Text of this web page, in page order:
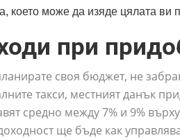
което може да изяде цялата ви
при
своя бюджет, не
такси, местният данък
средно между 7% и 9%
ще бъде как